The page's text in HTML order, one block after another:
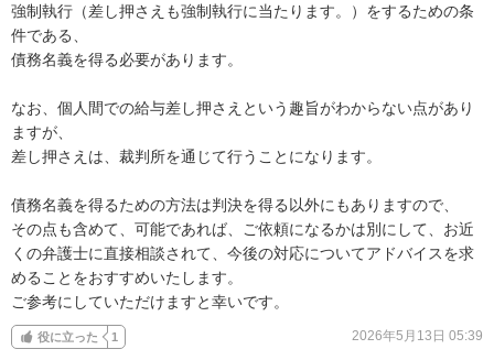
強制執行（差し押さえも強制執行に当たります。）をするための条
件である、
債務名義を得る必要があります。
なお、個人間での給与差し押さえという趣旨がわからない点があり
ますが、
差し押さえは、裁判所を通じて行うことになります。
債務名義を得るための方法は判決を得る以外にもありますので、
その点も含めて、可能であれば、ご依頼になるかは別にして、お近
くの弁護士に直接相談されて、今後の対応についてアドバイスを求
めることをおすすめいたします。
ご参考にしていただけますと幸いです。
役に立った 1 2026年5月13日 05:39